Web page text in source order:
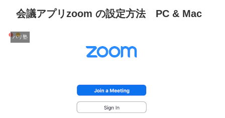
会議アプリzoom の設定方法 PC & Mac
パリ塾